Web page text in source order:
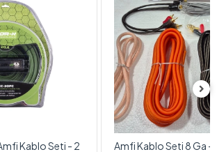
Kablo Seti - 2
Amfi Kablo Seti 8 Ga -